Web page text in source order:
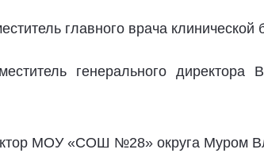
главного врача
генерального директора
МОУ «СОШ №28» округа Муром